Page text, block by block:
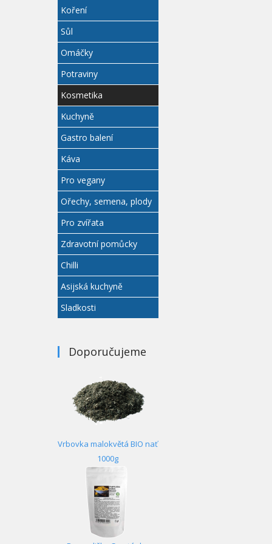
Koření
Sůl
Omáčky
Potraviny
Kosmetika
Kuchyně
Gastro balení
Káva
Pro vegany
Ořechy, semena, plody
Pro zvířata
Zdravotní pomůcky
Chilli
Asijská kuchyně
Sladkosti
Doporučujeme
Vrbovka malokvětá BIO nať
1000g